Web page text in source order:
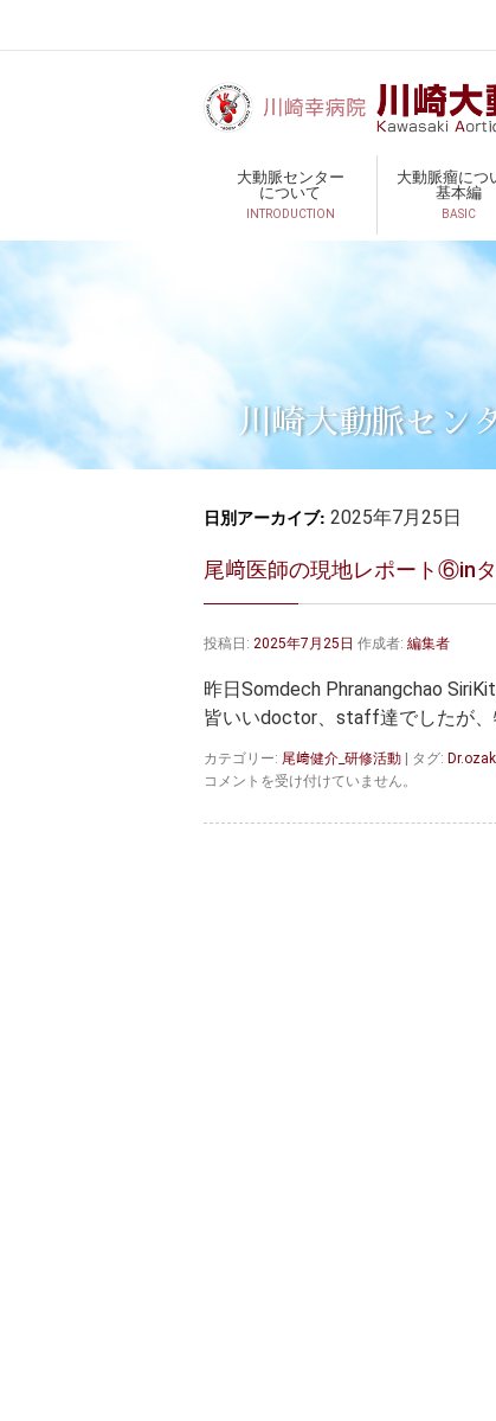
大動脈センター
について
INTRODUCTION
大動脈瘤につ
基本編
BASIC
川崎大動脈セン
日別アーカイブ: 2025年7月25日
尾﨑医師の現地レポート⑥in
投稿日: 2025年7月25日 作成者: 編集者
昨日Somdech Phranangchao
皆いいdoctor、staff達でしたが
カテゴリー: 尾﨑健介_研修活動 タグ:
尾
医
コメントを受け付けていません。